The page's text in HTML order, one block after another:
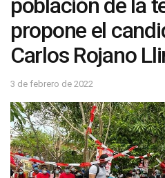
población de la
propone el
Carlos Rojano
3 de febrero de 2022